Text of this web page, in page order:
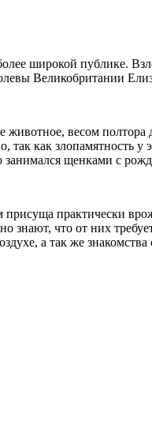
широкой публике.
Великобритании
весом полтора
как злопамятность
занимался щенками с
практически
что от них
а так же